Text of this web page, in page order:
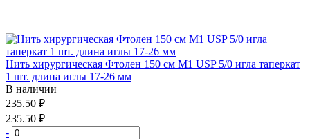
Нить хирургическая Фтолен 150 см М1 USP 5/0 игла таперкат
1 шт. длина иглы 17-26 мм
В наличии
235.50 ₽
235.50 ₽
-